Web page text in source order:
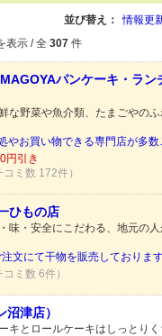
並び替え： 情報更
表示 / 全 307 件
パンケーキ・ラン
な野菜や魚介類、たまごやの
やお買い物できる専門店が多
円引き
ミ数 172件）
ひもの店
味・安全にこだわる、地元の
文にて干物を販売しておりま
ミ数 6件）
津店）
キとロールケーキはしっとり